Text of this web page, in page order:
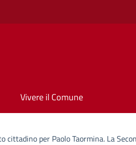
Vivere il Comune
cittadino per Paolo Taormina. La